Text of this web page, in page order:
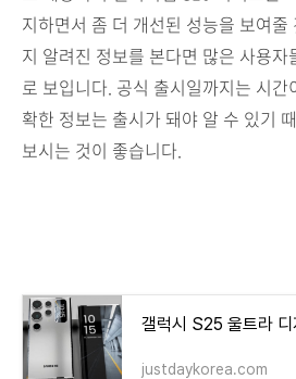
지하면서 좀 더 개선된 성능을 보여
지 알려진 정보를 본다면 많은 사용
로 보입니다. 공식 출시일까지는 시간
확한 정보는 출시가 돼야 알 수 있기
보시는 것이 좋습니다.
갤럭시 S25 울트라
justdaykorea.com